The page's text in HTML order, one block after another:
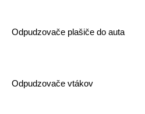
Odpudzovače plašiče do auta
Odpudzovače vtákov